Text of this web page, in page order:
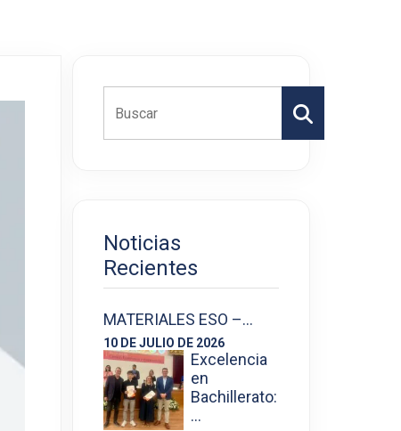
Buscar
Noticias
Recientes
MATERIALES ESO –…
10 DE JULIO DE 2026
Excelencia
en
Bachillerato:
…